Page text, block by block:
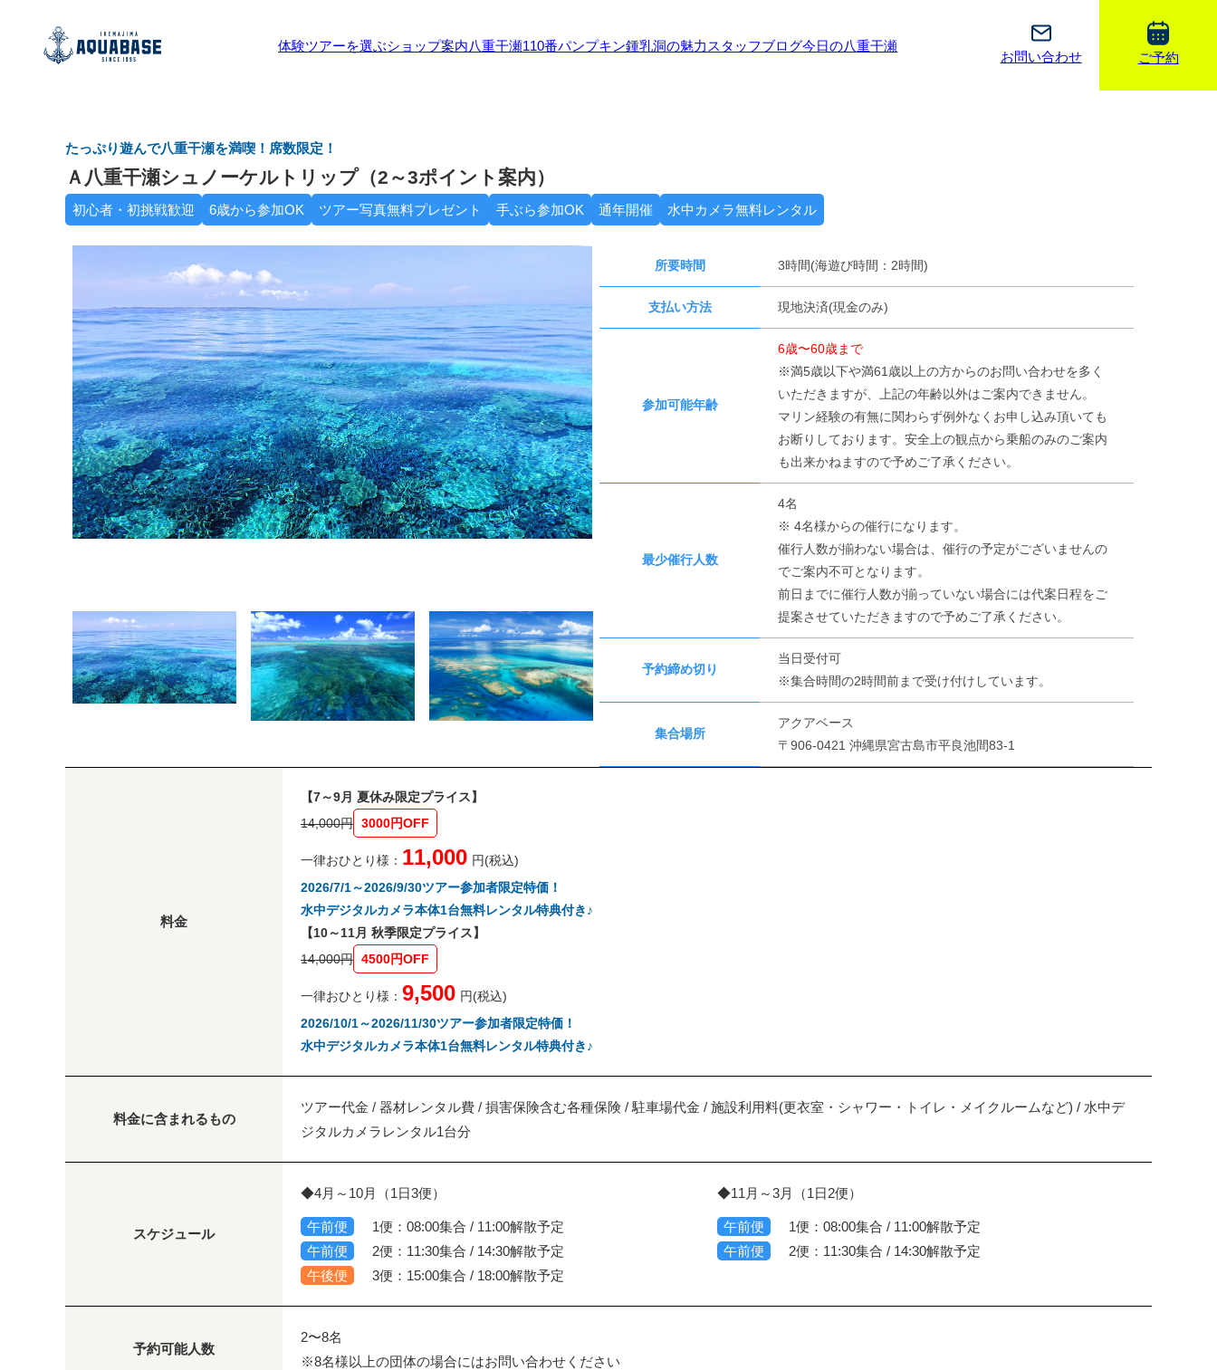
体験ツアーを選ぶショップ案内八重干瀬110番パンプキン鍾乳洞の魅力 スタッフブログ今日の八重干瀬
お問い合わせ ご予約
たっぷり遊んで八重干瀬を満喫！席数限定！
Ａ八重干瀬シュノーケルトリップ（2～3ポイント案内）
初心者・初挑戦歓迎 6歳から参加OK ツアー写真無料プレゼント 手ぶら参加OK 通年開催 水中カメラ無料レンタル
所要時間 3時間(海遊び時間：2時間)
支払い方法 現地決済(現金のみ)
参加可能年齢
6歳〜60歳まで
※満5歳以下や満61歳以上の方からのお問い合わせを多く
いただきますが、上記の年齢以外はご案内できません。
マリン経験の有無に関わらず例外なくお申し込み頂いても
お断りしております。安全上の観点から乗船のみのご案内
も出来かねますので予めご了承ください。
最少催行人数
4名
※ 4名様からの催行になります。
催行人数が揃わない場合は、催行の予定がございませんの
でご案内不可となります。
前日までに催行人数が揃っていない場合には代案日程をご
提案させていただきますので予めご了承ください。
予約締め切り
当日受付可
※集合時間の2時間前まで受け付けしています。
集合場所
アクアベース
〒906-0421 沖縄県宮古島市平良池間83-1
料金
【7～9月 夏休み限定プライス】
14,000円 3000円OFF
一律おひとり様： 11,000 円(税込)
2026/7/1～2026/9/30ツアー参加者限定特価！
水中デジタルカメラ本体1台無料レンタル特典付き♪
【10～11月 秋季限定プライス】
14,000円 4500円OFF
一律おひとり様： 9,500 円(税込)
2026/10/1～2026/11/30ツアー参加者限定特価！
水中デジタルカメラ本体1台無料レンタル特典付き♪
料金に含まれるもの
ツアー代金 / 器材レンタル費 / 損害保険含む各種保険 / 駐車場代金 / 施設利用料(更衣室・シャワー・トイレ・メイクルームなど) / 水中デ
ジタルカメラレンタル1台分
スケジュール
◆4月～10月（1日3便）
午前便
1便：08:00集合 / 11:00解散予定
午前便
2便：11:30集合 / 14:30解散予定
午後便
3便：15:00集合 / 18:00解散予定
◆11月～3月（1日2便）
午前便
1便：08:00集合 / 11:00解散予定
午前便
2便：11:30集合 / 14:30解散予定
予約可能人数
2〜8名
※8名様以上の団体の場合にはお問い合わせください